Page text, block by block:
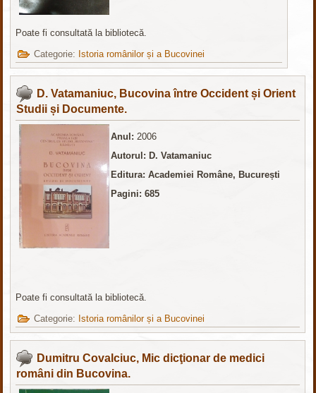
Poate fi consultată la bibliotecă.
Categorie: Istoria românilor și a Bucovinei
D. Vatamaniuc, Bucovina între Occident și Orient
Studii și Documente.
Anul:2006
Autorul: D. Vatamaniuc
Editura: Academiei Române, București
Pagini: 685
Poate fi consultată la bibliotecă.
Categorie: Istoria românilor și a Bucovinei
Dumitru Covalciuc, Mic dicţionar de medici
români din Bucovina.